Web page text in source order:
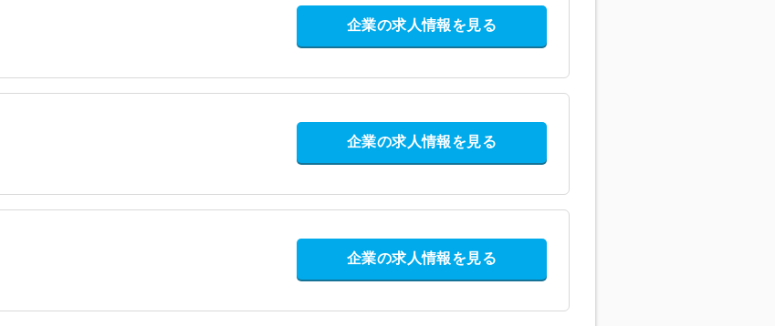
企業の求人情報を見る
企業の求人情報を見る
企業の求人情報を見る